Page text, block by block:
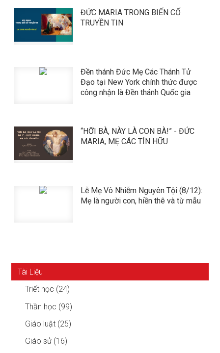
ĐỨC MARIA TRONG BIẾN CỐ
TRUYỀN TIN
Đền thánh Đức Mẹ Các Thánh Tử
Đạo tại New York chính thức được
công nhận là Đền thánh Quốc gia
“HỠI BÀ, NÀY LÀ CON BÀ!” - ĐỨC
MARIA, MẸ CÁC TÍN HỮU
Lễ Mẹ Vô Nhiễm Nguyên Tội (8/12):
Mẹ là người con, hiền thê và từ mẫu
Tài Liệu
Triết học (24)
Thần học (99)
Giáo luật (25)
Giáo sử (16)